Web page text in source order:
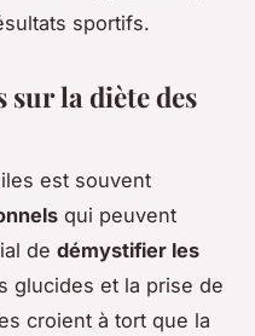
sportifs.
sur la diète des
est souvent
qui peuvent
de démystifier les
glucides et la prise de
croient à tort que la